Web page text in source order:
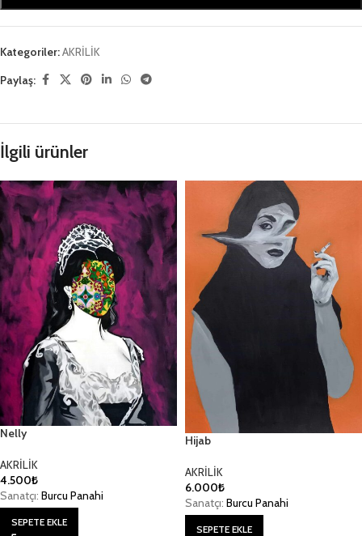
Kategoriler:AKRİLİK
Paylaş:
İlgili ürünler
Nelly
AKRİLİK
4.500₺
Sanatçı: Burcu Panahi
SEPETE EKLE
Hijab
AKRİLİK
6.000₺
Sanatçı: Burcu Panahi
SEPETE EKLE